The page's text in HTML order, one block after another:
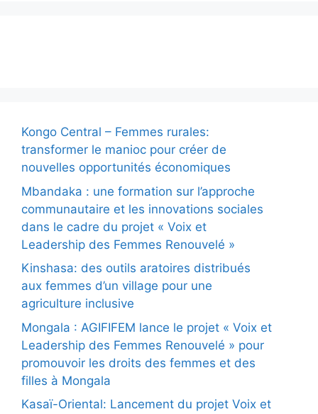
Kongo Central – Femmes rurales:
transformer le manioc pour créer de
nouvelles opportunités économiques
Mbandaka : une formation sur l’approche
communautaire et les innovations sociales
dans le cadre du projet « Voix et
Leadership des Femmes Renouvelé »
Kinshasa: des outils aratoires distribués
aux femmes d’un village pour une
agriculture inclusive
Mongala : AGIFIFEM lance le projet « Voix et
Leadership des Femmes Renouvelé » pour
promouvoir les droits des femmes et des
filles à Mongala
Kasaï-Oriental: Lancement du projet Voix et